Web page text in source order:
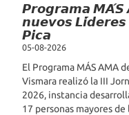
𝙋𝙧𝙤𝙜𝙧𝙖𝙢𝙖 𝙈𝘼́𝙎
𝙣𝙪𝙚𝙫𝙤𝙨
𝙋𝙞𝙘𝙖
05-08-2026
El Programa MÁS AMA
Vismara realizó la III
2026, instancia
17 personas mayores de